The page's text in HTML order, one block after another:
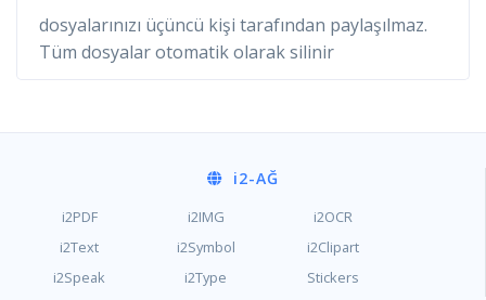
dosyalarınızı üçüncü kişi tarafından paylaşılmaz.
Tüm dosyalar otomatik olarak silinir
i2-AĞ
i2PDF i2IMG
i2OCR
i2Text
i2Symbol
i2Clipart
i2Speak
i2Type Stickers